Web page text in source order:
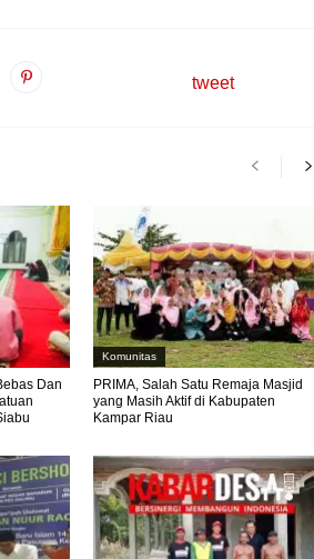
tweet
Dan
Komunitas
PRIMA, Salah Satu Remaja Masjid
yang Masih Aktif di Kabupaten
Kampar Riau